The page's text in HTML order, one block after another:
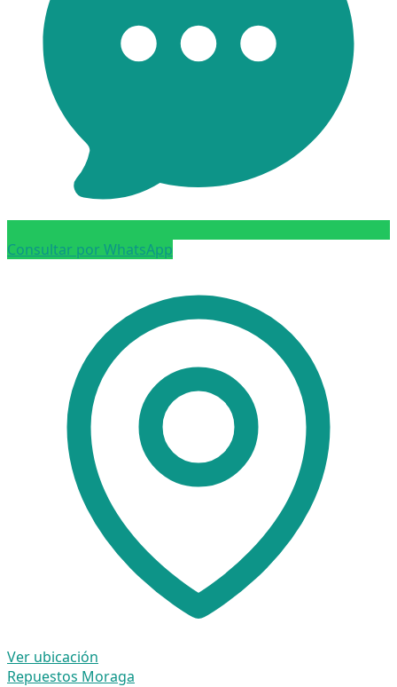
Consultar por WhatsApp
Ver ubicación
Repuestos Moraga